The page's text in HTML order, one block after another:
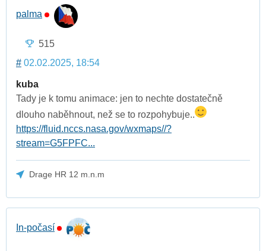
palma
515
# 02.02.2025, 18:54
kuba
Tady je k tomu animace: jen to nechte dostatečně
dlouho naběhnout, než se to rozpohybuje..
https://fluid.nccs.nasa.gov/wxmaps//?
stream=G5FPFC...
Drage HR 12 m.n.m
In-počasí